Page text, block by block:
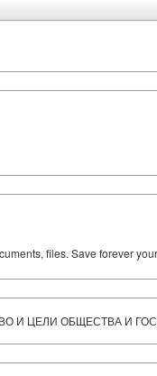
files. Save forever
И ЦЕЛИ ОБЩЕСТВА И